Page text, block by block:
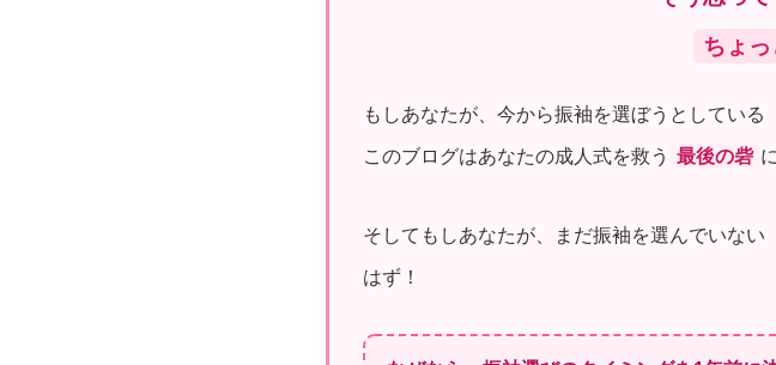
ちょっ
もしあなたが、今から振袖を選ぼうとしている
このブログはあなたの成人式を救う 最後の砦
そしてもしあなたが、まだ振袖を選んでいない
はず！